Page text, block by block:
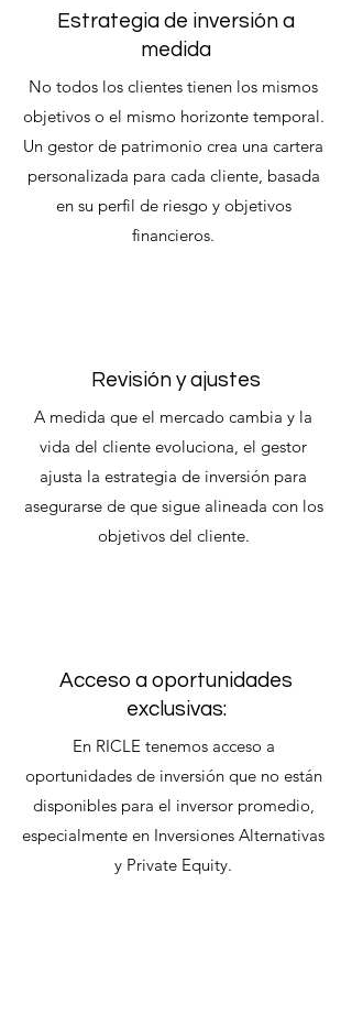
Estrategia de inversión a
medida
No todos los clientes tienen los mismos
objetivos o el mismo horizonte temporal.
Un gestor de patrimonio crea una cartera
personalizada para cada cliente, basada
en su perfil de riesgo y objetivos
financieros.
Revisión y ajustes
A medida que el mercado cambia y la
vida del cliente evoluciona, el gestor
ajusta la estrategia de inversión para
asegurarse de que sigue alineada con los
objetivos del cliente.
Acceso a oportunidades
exclusivas:
En RICLE tenemos acceso a
oportunidades de inversión que no están
disponibles para el inversor promedio,
especialmente en Inversiones Alternativas
y Private Equity.